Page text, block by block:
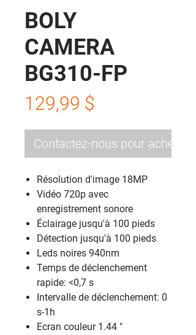
BOLY
CAMERA
BG310-FP
129,99 $
Contactez-nous pour acheter
Résolution d'image 18MP
Vidéo 720p avec
enregistrement sonore
Éclairage jusqu'à 100 pieds
Détection jusqu'à 100 pieds
Leds noires 940nm
Temps de déclenchement
rapide: <0,7 s
Intervalle de déclenchement: 0
s-1h
Ecran couleur 1.44 "